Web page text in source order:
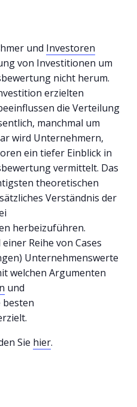
und Investoren
von Investitionen um
nicht herum.
erzielten
die Verteilung
manchmal um
wird Unternehmern,
ein tiefer Einblick in
vermittelt. Das
theoretischen
Verständnis der
herbeizuführen.
Reihe von Cases
Unternehmenswerte
welchen Argumenten
und
Sie hier.